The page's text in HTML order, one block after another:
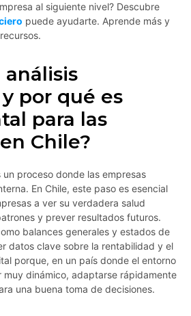
al siguiente nivel? Descubre
puede ayudarte. Aprende más y
análisis
por qué es
para las
Chile?
un proceso donde las empresas
En Chile, este paso es esencial
a ver su verdadera salud
y prever resultados futuros.
balances generales y estados de
datos clave sobre la rentabilidad y el
porque, en un país donde el entorno
muy dinámico, adaptarse rápidamente
una buena toma de decisiones.